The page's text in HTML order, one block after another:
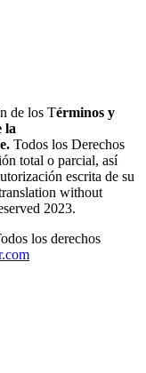
de los Términos y
la
Todos los Derechos
total o parcial, así
escrita de su
without
2023.
los derechos